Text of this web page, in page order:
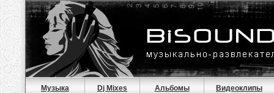
Музыка Dj Mixes Альбомы Видеоклипы